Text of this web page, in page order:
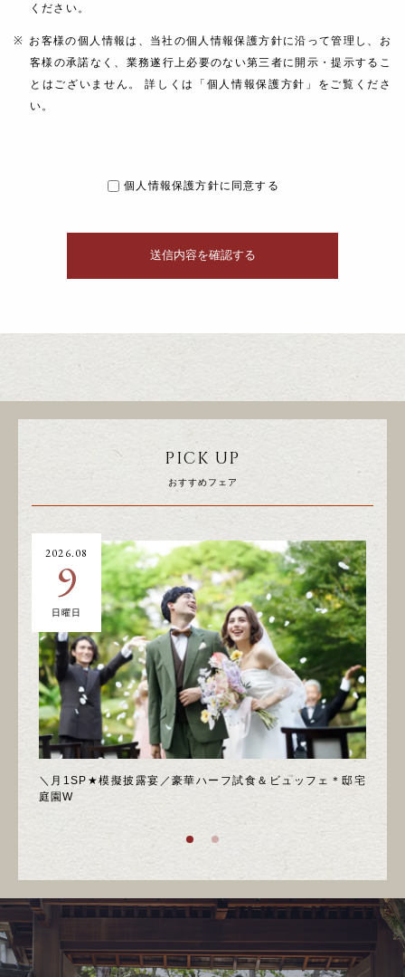
ください。
お客様の個人情報は、当社の個人情報保護方針に沿って管理し、お
客様の承諾なく、業務遂行上必要のない第三者に開示・提示するこ
とはございません。 詳しくは「個人情報保護方針」をご覧くださ
い。
個人情報保護方針に同意する
PICK UP
おすすめフェア
＼月1SP★模擬披露宴／豪華ハーフ試食＆ビュッフェ＊邸宅
庭園W
2026.08
9
日曜日